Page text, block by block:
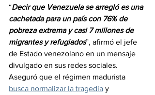
“Decir que Venezuela se arregló es una
cachetada para un país con 76% de
pobreza extrema y casi 7 millones de
migrantes y refugiados”, afirmó el jefe
de Estado venezolano en un mensaje
divulgado en sus redes sociales.
Aseguró que el régimen madurista
busca normalizar la tragedia y